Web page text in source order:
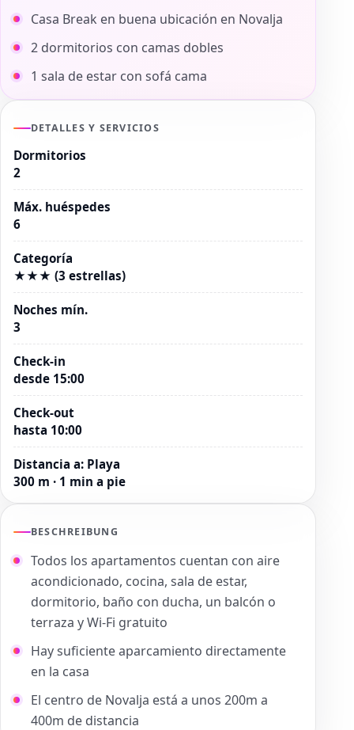
Casa Break en buena ubicación en Novalja
2 dormitorios con camas dobles
1 sala de estar con sofá cama
DETALLES Y SERVICIOS
Dormitorios
2
Máx. huéspedes
6
Categoría
★★★ (3 estrellas)
Noches mín.
3
Check-in
desde 15:00
Check-out
hasta 10:00
Distancia a: Playa
300 m · 1 min a pie
BESCHREIBUNG
Todos los apartamentos cuentan con aire
acondicionado, cocina, sala de estar,
dormitorio, baño con ducha, un balcón o
terraza y Wi-Fi gratuito
Hay suficiente aparcamiento directamente
en la casa
El centro de Novalja está a unos 200m a
400m de distancia